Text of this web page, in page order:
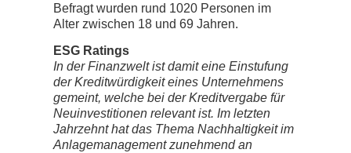
Befragt wurden rund 1020 Personen im
Alter zwischen 18 und 69 Jahren.
ESG Ratings
In der Finanzwelt ist damit eine Einstufung
der Kreditwürdigkeit eines Unternehmens
gemeint, welche bei der Kreditvergabe für
Neuinvestitionen relevant ist. Im letzten
Jahrzehnt hat das Thema Nachhaltigkeit im
Anlagemanagement zunehmend an